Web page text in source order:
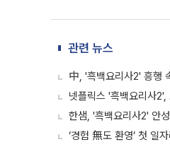
관련 뉴스
中, '흑백요리사2' 흥행
넷플릭스 '흑백요리사
한샘, '흑백요리사2' 안
‘경험 無도 환영’ 첫 일